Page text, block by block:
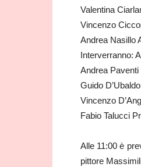
Valentina
Vincenzo
Andrea Nasillo
Interverranno:
Andrea
Guido
Vincenzo
Fabio Talucci
Alle 11:00 è
pittore